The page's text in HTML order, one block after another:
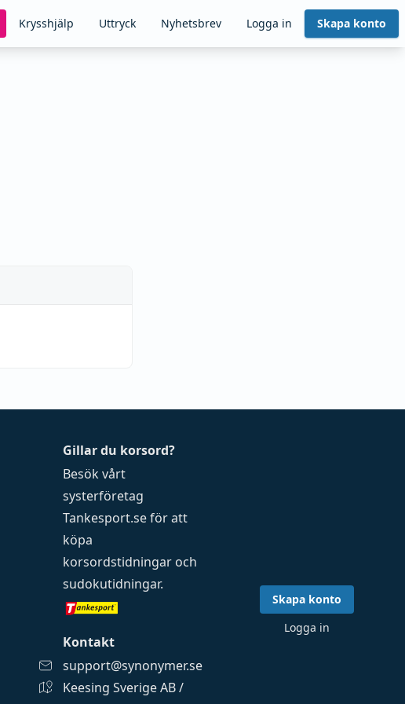
Krysshjälp Uttryck Nyhetsbrev Logga in Skapa konto
Gillar du korsord?
Besök vårt
systerföretag
Tankesport.seför att
köpa
korsordstidningar och
sudokutidningar.
Kontakt
support@synonymer.se
Keesing Sverige AB /
Skapa konto
Logga in